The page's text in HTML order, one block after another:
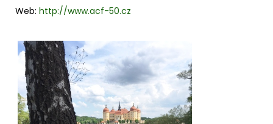
Web: http://www.acf-50.cz